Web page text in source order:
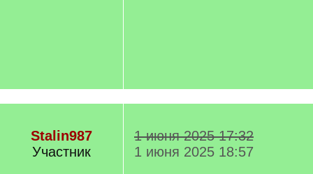
Stalin987
Участник
1 июня 2025 17:32
1 июня 2025 18:57